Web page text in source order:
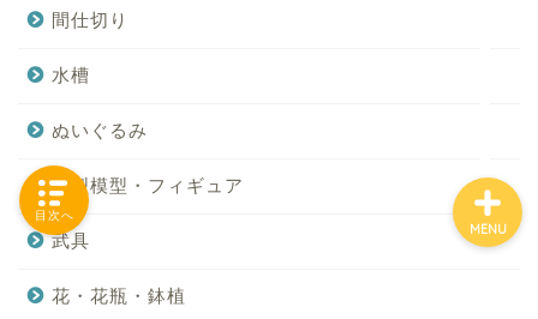
間仕切り
水槽
ぬいぐるみ
小型模型・フィギュア
武具
花・花瓶・鉢植
MENU
目次へ